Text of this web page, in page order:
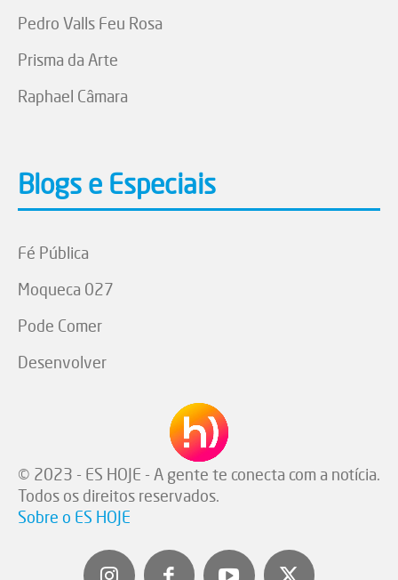
Pedro Valls Feu Rosa
Prisma da Arte
Raphael Câmara
Blogs e Especiais
Fé Pública
Moqueca 027
Pode Comer
Desenvolver
© 2023 - ES HOJE - A gente te conecta com a notícia.
Todos os direitos reservados.
Sobre o ES HOJE